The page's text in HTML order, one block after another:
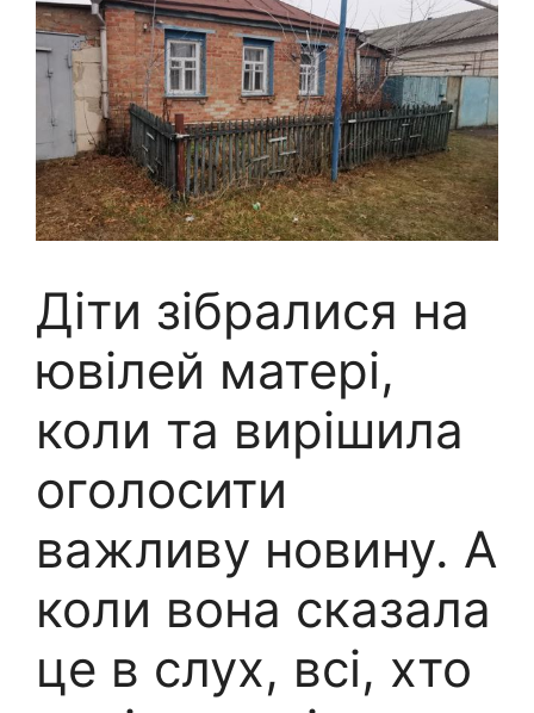
Діти зібралися на
ювілей матері,
коли та вирішила
оголосити
важливу новину. А
коли вона сказала
це в слух, всі, хто